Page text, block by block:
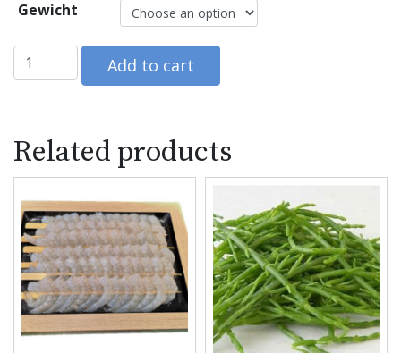
Gewicht
Kreeft Garnalen quantity
Add to cart
Related products